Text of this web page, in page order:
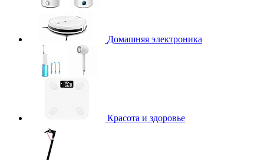
Домашняя электроника
Красота и здоровье